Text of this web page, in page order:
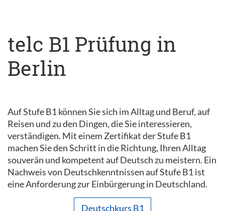
telc B1 Prüfung in
Berlin
Auf Stufe B1 können Sie sich im Alltag und Beruf, auf
Reisen und zu den Dingen, die Sie interessieren,
verständigen. Mit einem Zertifikat der Stufe B1
machen Sie den Schritt in die Richtung, Ihren Alltag
souverän und kompetent auf Deutsch zu meistern. Ein
Nachweis von Deutschkenntnissen auf Stufe B1 ist
eine Anforderung zur Einbürgerung in Deutschland.
Deutschkurs B1